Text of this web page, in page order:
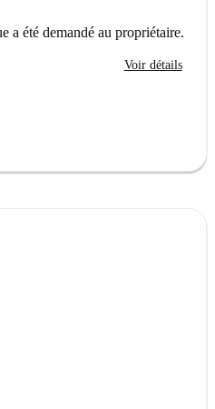
a été demandé au propriétaire.
Voir détails